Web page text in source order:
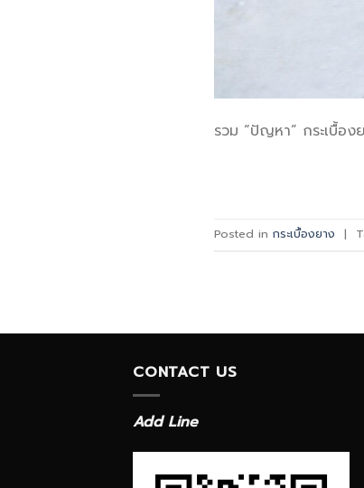
รวม “ปัญหา” กระเบื้อ
Posted in กระเบื้องยาง |
CONTACT US
Add Line